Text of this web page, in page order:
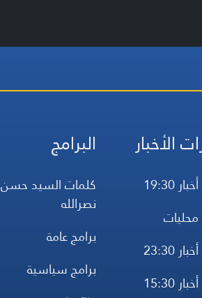
الأخبار
19:30
23:30
15:30
البرامج
كلمات السيد حسن
نصرالله
برامج عامة
برامج سياسية